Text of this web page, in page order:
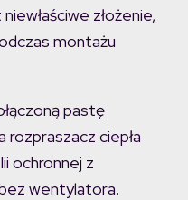
złożenie,
montażu
pastę
ciepła
ochronnej z
wentylatora.